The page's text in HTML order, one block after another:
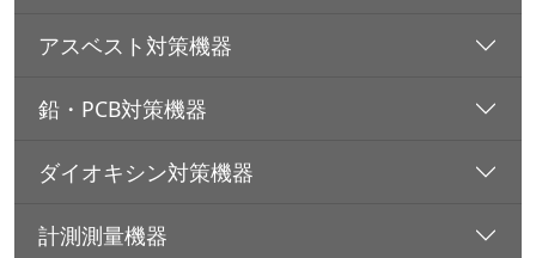
アスベスト対策機器
鉛・PCB対策機器
ダイオキシン対策機器
計測測量機器